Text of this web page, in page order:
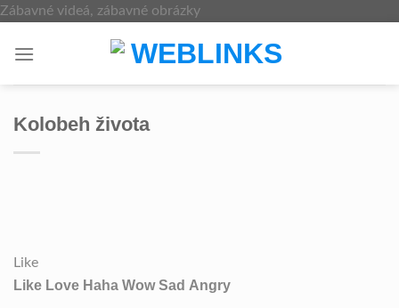
Zábavné videá, zábavné obrázkySkip
content
Kolobeh života
Like
Like Love Haha Wow Sad Angry